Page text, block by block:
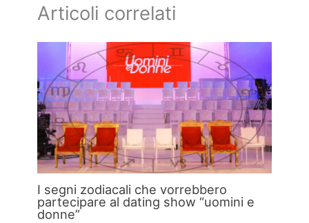
Articoli correlati
I segni zodiacali che vorrebbero
partecipare al dating show “uomini e
donne”